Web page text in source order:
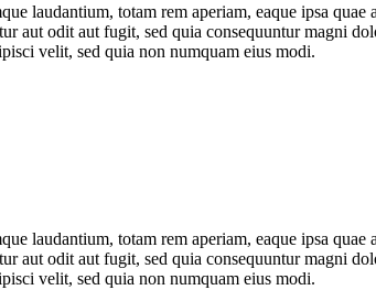
laudantium, totam rem aperiam, eaque ipsa
aut odit aut fugit, sed quia consequuntur magni
velit, sed quia non numquam eius modi.
laudantium, totam rem aperiam, eaque ipsa
aut odit aut fugit, sed quia consequuntur magni
velit, sed quia non numquam eius modi.